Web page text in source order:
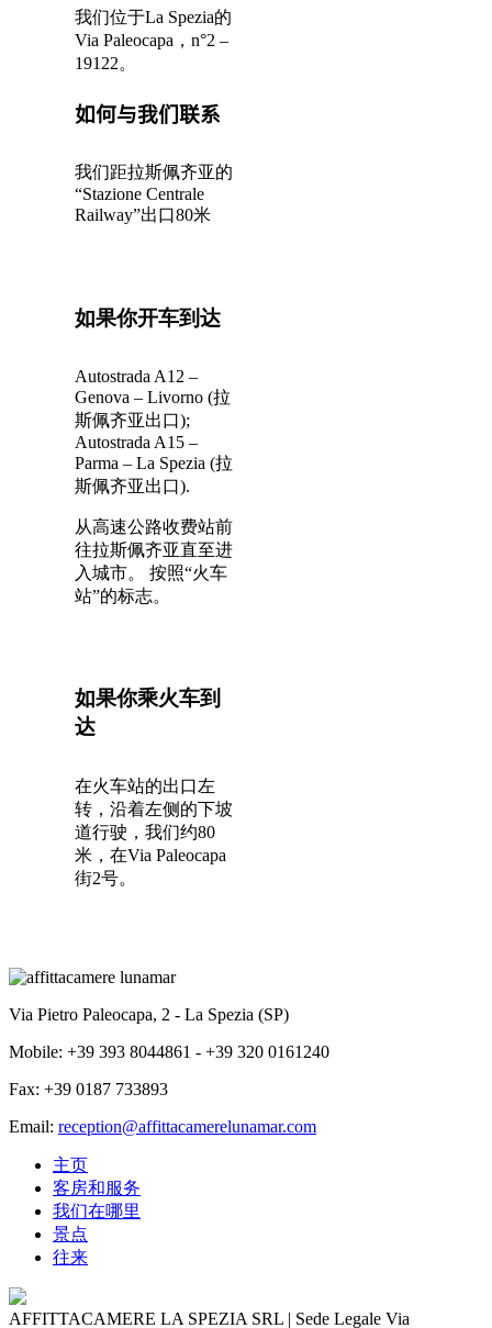
我们位于La Spezia的
Via Paleocapa，n°2 –
19122。
如何与我们联系
我们距拉斯佩齐亚的
“Stazione Centrale
Railway”出口80米
如果你开车到达
Autostrada A12 –
Genova – Livorno (拉
斯佩齐亚出口);
Autostrada A15 –
Parma – La Spezia (拉
斯佩齐亚出口).
从高速公路收费站前
往拉斯佩齐亚直至进
入城市。 按照“火车
站”的标志。
如果你乘火车到
达
在火车站的出口左
转，沿着左侧的下坡
道行驶，我们约80
米，在Via Paleocapa
街2号。
Via Pietro Paleocapa, 2 - La Spezia (SP)
Mobile: +39 393 8044861 - +39 320 0161240
Fax: +39 0187 733893
Email: reception@affittacamerelunamar.com
主页
客房和服务
我们在哪里
景点
往来
AFFITTACAMERE LA SPEZIA SRL | Sede Legale Via